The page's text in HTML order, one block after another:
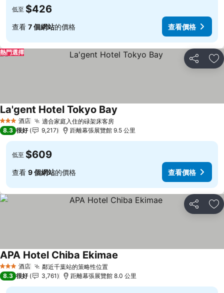
低至 $426
查看 7 個網站的價格 查看價格
分享 放
熱門選擇
3 星級 酒店 適合家庭入住的碌架床客房
La'gent Hotel Tokyo Bay
8.3 很好 9,217 距離幕張展覽館 9.5 公里
低至 $609
查看 9 個網站的價格 查看價格
分享 放
3 星級 酒店 鄰近千葉站的策略性位置
APA Hotel Chiba Ekimae
8.3 很好 3,761 距離幕張展覽館 8.0 公里